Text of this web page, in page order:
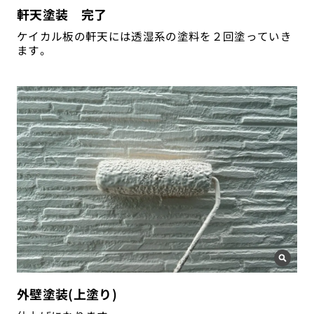
軒天塗装 完了
ケイカル板の軒天には透湿系の塗料を２回塗っていき
ます。
外壁塗装(上塗り)